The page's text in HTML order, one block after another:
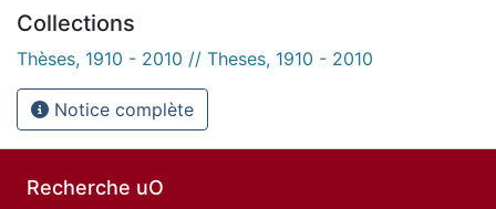
Collections
Thèses, 1910 - 2010 // Theses, 1910 - 2010
Notice complète
Recherche uO